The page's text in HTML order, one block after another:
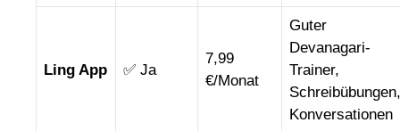
Ling App ✅ Ja
7,99
€/Monat
Guter
Devanagari-
Trainer,
Schreibübungen,
Konversationen